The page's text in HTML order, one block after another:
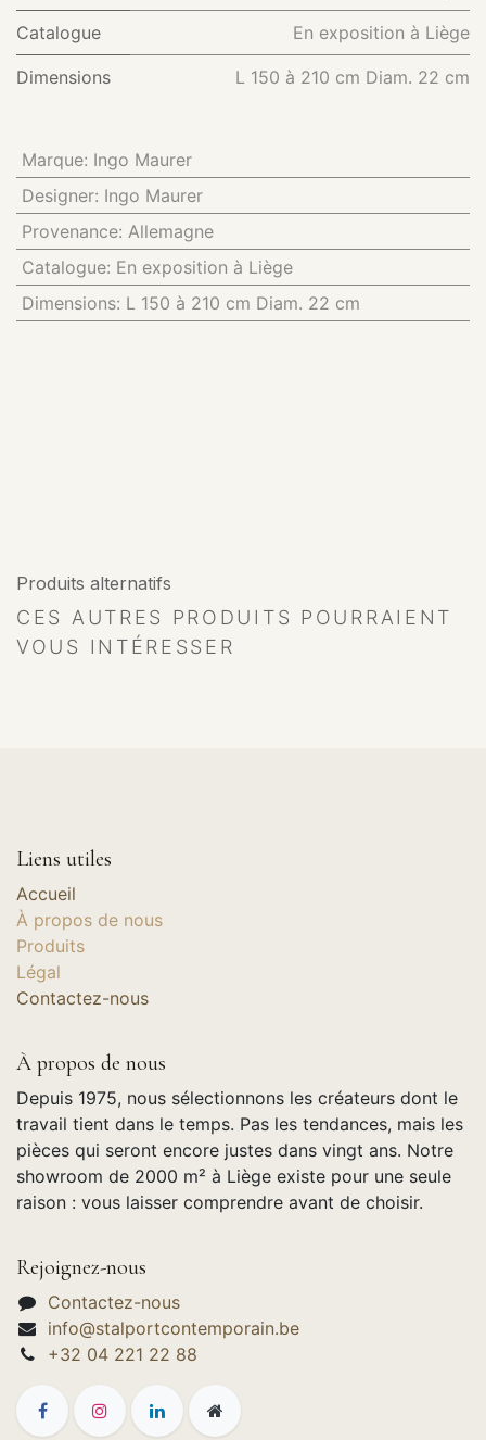
Catalogue En exposition à Liège
Dimensions L 150 à 210 cm Diam. 22 cm
Marque: Ingo Maurer
Designer: Ingo Maurer
Provenance: Allemagne
Catalogue: En exposition à Liège
Dimensions: L 150 à 210 cm Diam. 22 cm
Produits alternatifs
CES AUTRES PRODUITS POURRAIENT
VOUS INTÉRESSER
Liens utiles
Accueil
À propos de nous
Produits
Légal
Contactez-nous
À propos de nous
Depuis 1975, nous sélectionnons les créateurs dont le
travail tient dans le temps. Pas les tendances, mais les
pièces qui seront encore justes dans vingt ans. Notre
showroom de 2000 m² à Liège existe pour une seule
raison : vous laisser comprendre avant de choisir.
Rejoignez-nous
Contactez-nous
info@stalportcontemporain.be
+32 04 221 22 88